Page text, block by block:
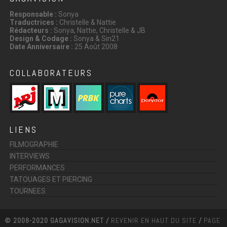
Responsable : Sonya
Traductrices : Christelle & Nattie
Rédacteurs : Sonya, Nattie, Christelle & JB
Design & Codage : Sonya & Sin21
Date Anniversaire : 25 Août 2008
COLLABORATEURS
LIENS
FILMOGRAPHIE
INTERVIEWS
PERFORMANCES
TATOUAGES ET PIERCING
TOURNEES
© 2008-2020 GAGAVISION.NET / REVENIR EN HAUT DU SITE / PAGE